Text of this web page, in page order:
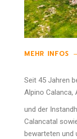
MEHR INFOS
Seit 45 Jahren
Alpino Calanca,
und der
Calancatal
bewarteten und